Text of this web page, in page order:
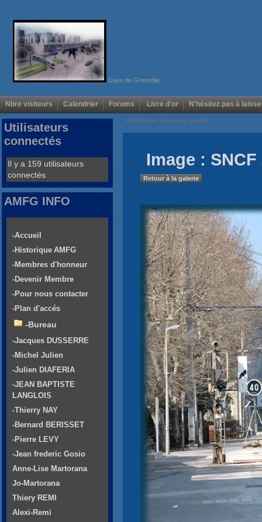
Gare de Grenoble
Nbre visiteurs Calendrier Forums Livre d'or N'hésitez pas à
Voir/Cacher menus de gauche
Image :
Retour à la galerie
Utilisateurs
connectés
Il y a 159 utilisateurs
connectés
AMFG INFO
-Accueil
-Historique AMFG
-Membres d'honneur
-Devenir Membre
-Pour nous contacter
-Plan d'accés
-Bureau
-Jacques DUSSERRE
-Michel Julien
-Julien DIAFERIA
-JEAN BAPTISTE
LANGLOIS
-Thierry NAY
-Bernard BERISSET
-Pierre LEVY
-Jean frederic Gosio
Anne-Lise Martorana
Jo-Martorana
Thiery REMI
Alexi-Remi